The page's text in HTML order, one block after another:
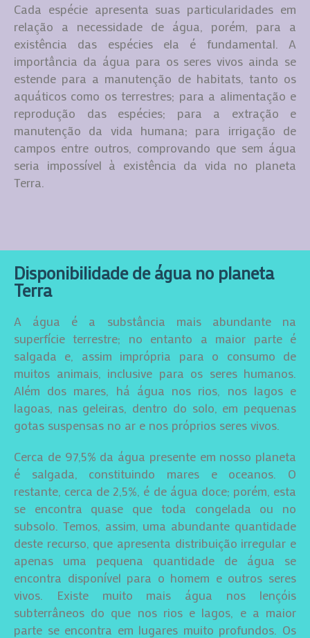
Cada espécie apresenta suas particularidades em
relação a necessidade de água, porém, para a
existência das espécies ela é fundamental. A
importância da água para os seres vivos ainda se
estende para a manutenção de habitats, tanto os
aquáticos como os terrestres; para a alimentação e
reprodução das espécies; para a extração e
manutenção da vida humana; para irrigação de
campos entre outros, comprovando que sem água
seria impossível à existência da vida no planeta
Terra.
Disponibilidade de água no planeta
Terra
A água é a substância mais abundante na
superfície terrestre; no entanto a maior parte é
salgada e, assim imprópria para o consumo de
muitos animais, inclusive para os seres humanos.
Além dos mares, há água nos rios, nos lagos e
lagoas, nas geleiras, dentro do solo, em pequenas
gotas suspensas no ar e nos próprios seres vivos.
Cerca de 97,5% da água presente em nosso planeta
é salgada, constituindo mares e oceanos. O
restante, cerca de 2,5%, é de água doce; porém, esta
se encontra quase que toda congelada ou no
subsolo. Temos, assim, uma abundante quantidade
deste recurso, que apresenta distribuição irregular e
apenas uma pequena quantidade de água se
encontra disponível para o homem e outros seres
vivos. Existe muito mais água nos lençóis
subterrâneos do que nos rios e lagos, e a maior
parte se encontra em lugares muito profundos. Os